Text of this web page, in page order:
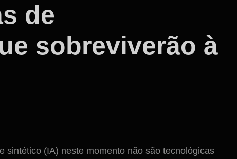
de
sobreviverão à
sintético (IA) neste momento não são tecnológicas